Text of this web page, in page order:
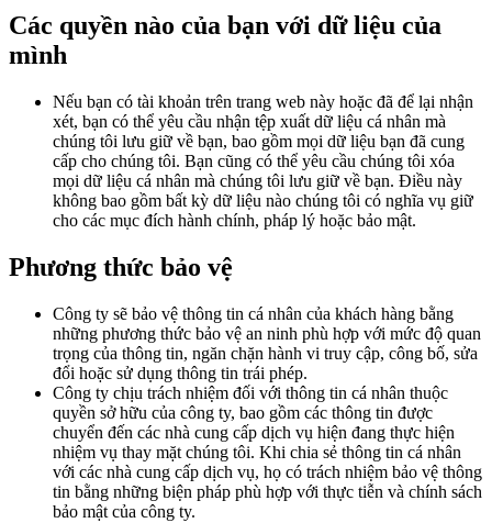
Các quyền nào của bạn với dữ liệu của
mình
Nếu bạn có tài khoản trên trang web này hoặc đã để lại nhận
xét, bạn có thể yêu cầu nhận tệp xuất dữ liệu cá nhân mà
chúng tôi lưu giữ về bạn, bao gồm mọi dữ liệu bạn đã cung
cấp cho chúng tôi. Bạn cũng có thể yêu cầu chúng tôi xóa
mọi dữ liệu cá nhân mà chúng tôi lưu giữ về bạn. Điều này
không bao gồm bất kỳ dữ liệu nào chúng tôi có nghĩa vụ giữ
cho các mục đích hành chính, pháp lý hoặc bảo mật.
Phương thức bảo vệ
Công ty sẽ bảo vệ thông tin cá nhân của khách hàng bằng
những phương thức bảo vệ an ninh phù hợp với mức độ quan
trọng của thông tin, ngăn chặn hành vi truy cập, công bố, sửa
đổi hoặc sử dụng thông tin trái phép.
Công ty chịu trách nhiệm đối với thông tin cá nhân thuộc
quyền sở hữu của công ty, bao gồm các thông tin được
chuyển đến các nhà cung cấp dịch vụ hiện đang thực hiện
nhiệm vụ thay mặt chúng tôi. Khi chia sẻ thông tin cá nhân
với các nhà cung cấp dịch vụ, họ có trách nhiệm bảo vệ thông
tin bằng những biện pháp phù hợp với thực tiễn và chính sách
bảo mật của công ty.